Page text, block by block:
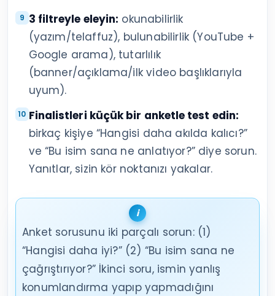
3 filtreyle eleyin: okunabilirlik
(yazım/telaffuz), bulunabilirlik (YouTube +
Google arama), tutarlılık
(banner/açıklama/ilk video başlıklarıyla
uyum).
Finalistleri küçük bir anketle test edin:
birkaç kişiye “Hangisi daha akılda kalıcı?”
ve “Bu isim sana ne anlatıyor?” diye sorun.
Yanıtlar, sizin kör noktanızı yakalar.
Anket sorusunu iki parçalı sorun: (1)
“Hangisi daha iyi?” (2) “Bu isim sana ne
çağrıştırıyor?” İkinci soru, ismin yanlış
konumlandırma yapıp yapmadığını